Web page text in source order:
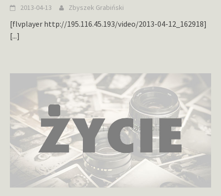
2013-04-13 Zbyszek Grabiński
[flvplayer http://195.116.45.193/video/2013-04-12_162918]
[...]